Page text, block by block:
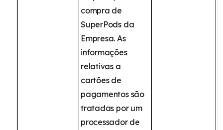
compra de
SuperPods da
Empresa. As
informações
relativas a
cartões de
pagamentos são
tratadas por um
processador de